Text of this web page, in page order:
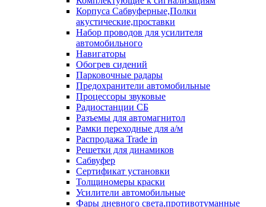
Корпуса Сабвуферные,Полки
акустические,проставки
Набор проводов для усилителя
автомобильного
Навигаторы
Обогрев сидений
Парковочные радары
Предохранители автомобильные
Процессоры звуковые
Радиостанции СБ
Разъемы для автомагнитол
Рамки переходные для а/м
Распродажа Trade in
Решетки для динамиков
Сабвуфер
Сертификат установки
Толщиномеры краски
Усилители автомобильные
Фары дневного света,противотуманные